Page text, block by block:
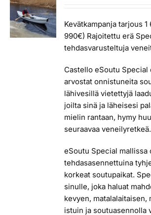
1
990,00 €.
1
Kevätkampanja tarjous 1
990€) Rajoitettu erä
tehdasvarusteltuja
Castello eSoutu Special
arvostat onnistuneita
lähivesillä vietettyjä
joilta sinä ja läheisesi
mielin rantaan, hymy
seuraavaa veneilyretkeä.
eSoutu Special mallissa
tehdasasennettuina
korkeat soutupaikat.
sinulle, joka haluat
kevyen, matalalaitaisen,
istuin ja soutuasennolla